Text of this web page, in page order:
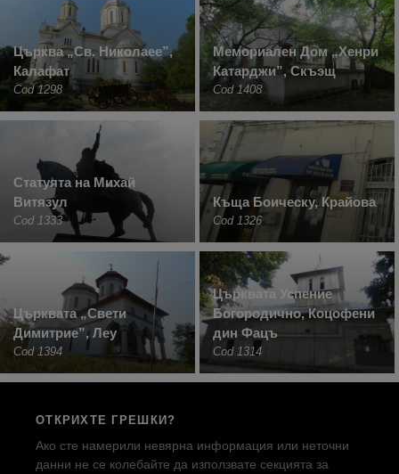
Църква „Св. Николаее”,
Калафат
Cod 1298
Мемориален Дом „Хенри
Катарджи”, Скъэщ
Cod 1408
Статуята на Михай
Витязул
Cod 1333
Къща Боическу, Крайова
Cod 1326
Църквата „Свети
Димитрие”, Леу
Cod 1394
Църквата Успение
Богородично, Коцофени
дин Фацъ
Cod 1314
ОТКРИХТЕ ГРЕШКИ?
Ако сте намерили невярна информация или неточни
данни не се колебайте да използвате секцията за